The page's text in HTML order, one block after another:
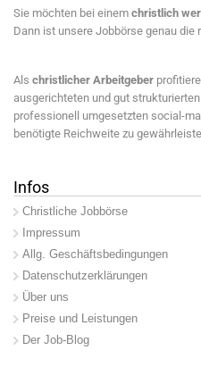
Sie möchten bei einem christlich
Dann ist unsere Jobbörse genau
Als christlicher Arbeitgeber
ausgerichteten und gut
professionell umgesetzten social-
benötigte Reichweite zu
Infos
Christliche Jobbörse
Impressum
Allg. Geschäftsbedingungen
Datenschutzerklärungen
Über uns
Preise und Leistungen
Der Job-Blog